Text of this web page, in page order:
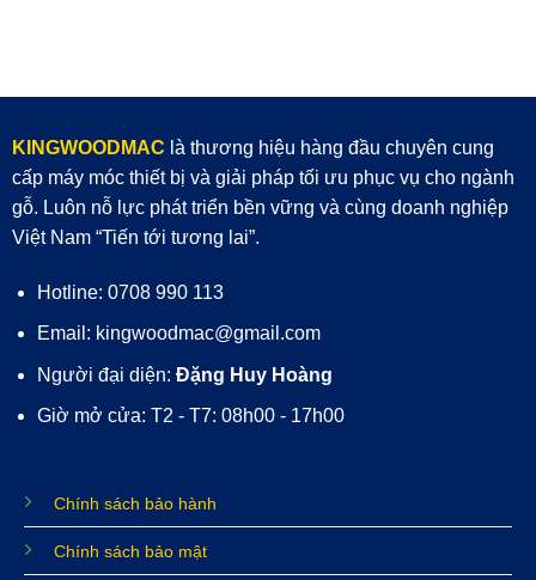
KINGWOODMAC là thương hiệu hàng đầu chuyên cung
cấp máy móc thiết bị và giải pháp tối ưu phục vụ cho ngành
gỗ. Luôn nỗ lực phát triển bền vững và cùng doanh nghiệp
Việt Nam “Tiến tới tương lai”.
Hotline: 0708 990 113
Email: kingwoodmac@gmail.com
Người đại diện: Đặng Huy Hoàng
Giờ mở cửa: T2 - T7: 08h00 - 17h00
Chính sách bảo hành
Chính sách bảo mật